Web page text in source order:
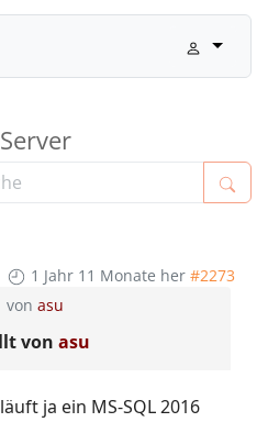
1 Jahr 11 Monate her #2273
von asu
von asu
ja ein MS-SQL 2016